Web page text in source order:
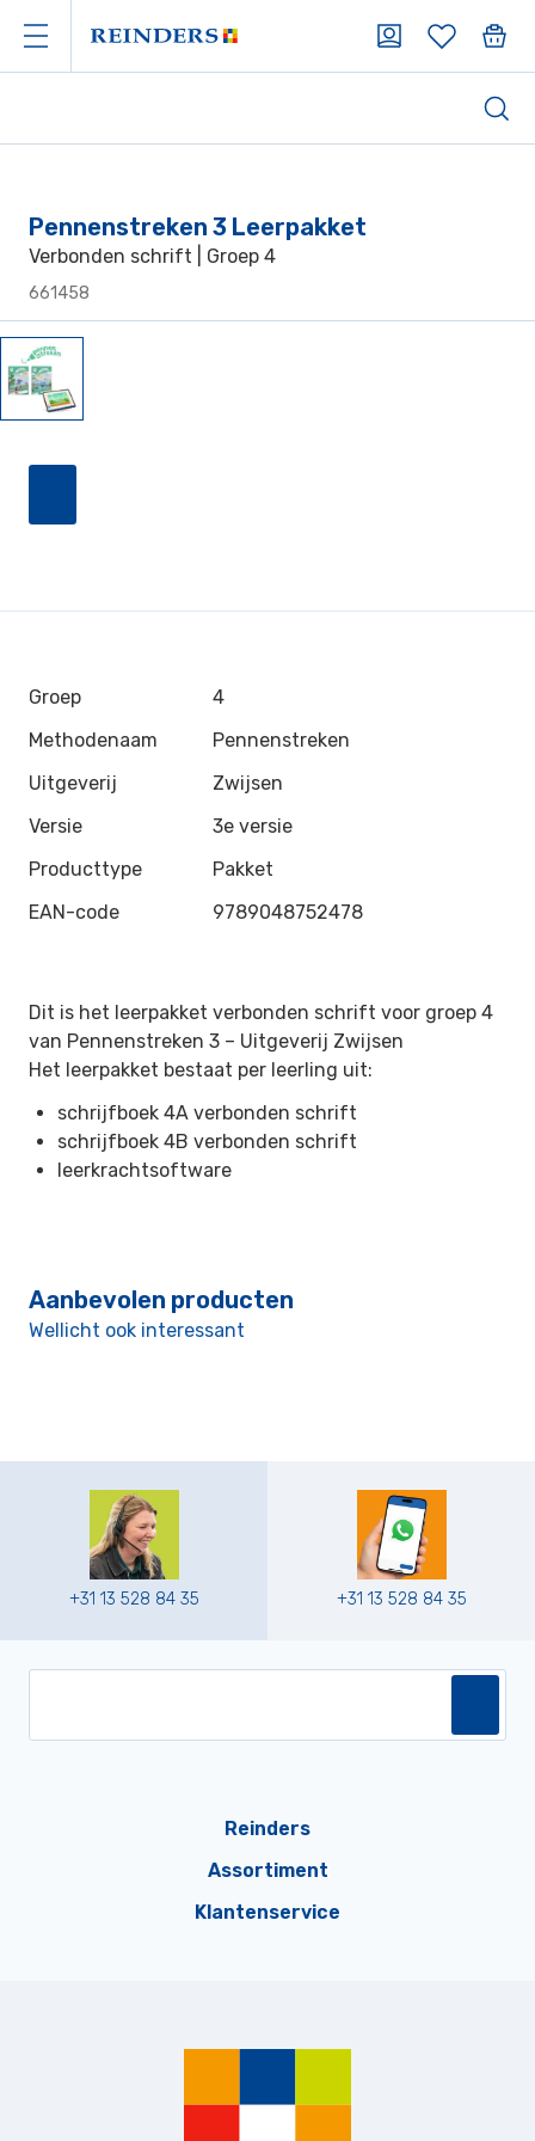
Pennenstreken 3 Leerpakket
Verbonden schrift | Groep 4
661458
Groep
4
Methodenaam
Pennenstreken
Uitgeverij
Zwijsen
Versie
3e versie
Producttype
Pakket
EAN-code
9789048752478
Dit is het leerpakket verbonden schrift voor groep 4
van Pennenstreken 3 – Uitgeverij Zwijsen
Het leerpakket bestaat per leerling uit:
schrijfboek 4A verbonden schrift
schrijfboek 4B verbonden schrift
leerkrachtsoftware
Aanbevolen producten
Wellicht ook interessant
+31 13 528 84 35 +31 13 528 84 35
Reinders
Assortiment
Klantenservice